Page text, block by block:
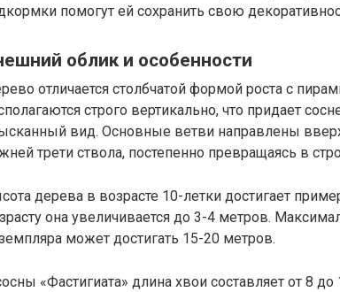
помогут ей сохранить свою
облик и особенности
отличается столбчатой формой роста с
строго вертикально, что придает
вид. Основные ветви направлены
трети ствола, постепенно превращаясь в
дерева в возрасте 10-летки достигает
она увеличивается до 3-4 метров.
может достигать 15-20 метров.
«Фастигиата» длина хвои составляет от 8